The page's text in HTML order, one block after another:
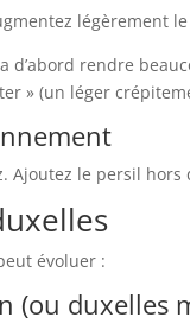
légèrement
d’abord rendre
» (un léger
Ajoutez le persil
évoluer :
(ou duxelles